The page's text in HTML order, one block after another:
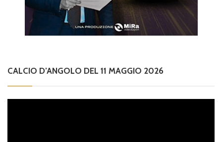
CALCIO D’ANGOLO DEL 11 MAGGIO 2026